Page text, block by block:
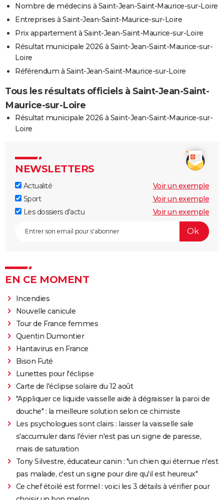
Nombre de médecins à Saint-Jean-Saint-Maurice-sur-Loire
Entreprises à Saint-Jean-Saint-Maurice-sur-Loire
Prix appartement à Saint-Jean-Saint-Maurice-sur-Loire
Résultat municipale 2026 à Saint-Jean-Saint-Maurice-sur-
Loire
Référendum à Saint-Jean-Saint-Maurice-sur-Loire
Tous les résultats officiels à Saint-Jean-Saint-
Maurice-sur-Loire
Résultat municipale 2026 à Saint-Jean-Saint-Maurice-sur-
Loire
NEWSLETTERS
Actualité
Voir un exemple
Sport
Voir un exemple
Les dossiers d'actu
Voir un exemple
EN CE MOMENT
Incendies
Nouvelle canicule
Tour de France femmes
Quentin Dumontier
Hantavirus en France
Bison Futé
Lunettes pour l'éclipse
Carte de l'éclipse solaire du 12 août
"Appliquer ce liquide vaisselle aide à dégraisser la paroi de
douche" : la meilleure solution selon ce chimiste
Les psychologues sont clairs : laisser la vaisselle sale
s'accumuler dans l'évier n'est pas un signe de paresse,
mais de saturation
Tony Silvestre, éducateur canin : "un chien qui éternue n'est
pas malade, c'est un signe pour dire qu'il est heureux"
Ce chef étoilé est formel : voici les 3 détails à vérifier pour